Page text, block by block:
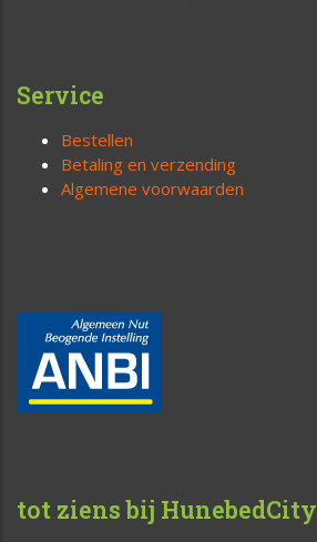
Service
Bestellen
Betaling en verzending
Algemene voorwaarden
tot ziens bij HunebedCity